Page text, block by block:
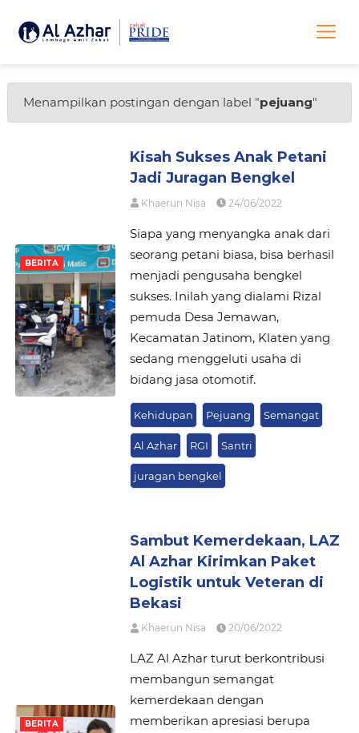
Menampilkan postingan dengan label "pejuang"
BERITA
Kisah Sukses Anak Petani
Jadi Juragan Bengkel
Khaerun Nisa 24/06/2022
Siapa yang menyangka anak dari
seorang petani biasa, bisa berhasil
menjadi pengusaha bengkel
sukses. Inilah yang dialami Rizal
pemuda Desa Jemawan,
Kecamatan Jatinom, Klaten yang
sedang menggeluti usaha di
bidang jasa otomotif.
Kehidupan Pejuang Semangat
Al Azhar RGI Santri
juragan bengkel
BERITA
Sambut Kemerdekaan, LAZ
Al Azhar Kirimkan Paket
Logistik untuk Veteran di
Bekasi
Khaerun Nisa 20/06/2022
LAZ Al Azhar turut berkontribusi
membangun semangat
kemerdekaan dengan
memberikan apresiasi berupa